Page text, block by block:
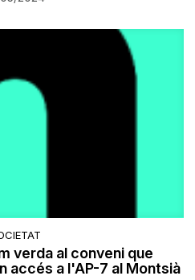
verda al conveni que
accés a l'AP-7 al Montsià